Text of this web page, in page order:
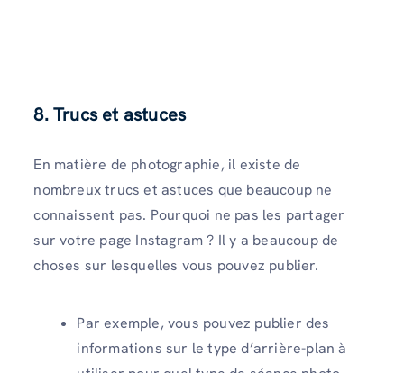
8. Trucs et astuces
En matière de photographie, il existe de
nombreux trucs et astuces que beaucoup ne
connaissent pas. Pourquoi ne pas les partager
sur votre page Instagram ? Il y a beaucoup de
choses sur lesquelles vous pouvez publier.
Par exemple, vous pouvez publier des
informations sur le type d’arrière-plan à